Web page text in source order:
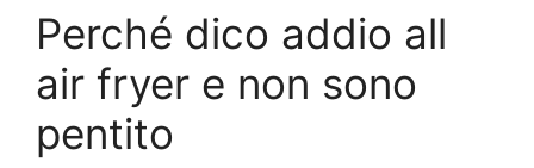
Perché dico addio all
air fryer e non sono
pentito